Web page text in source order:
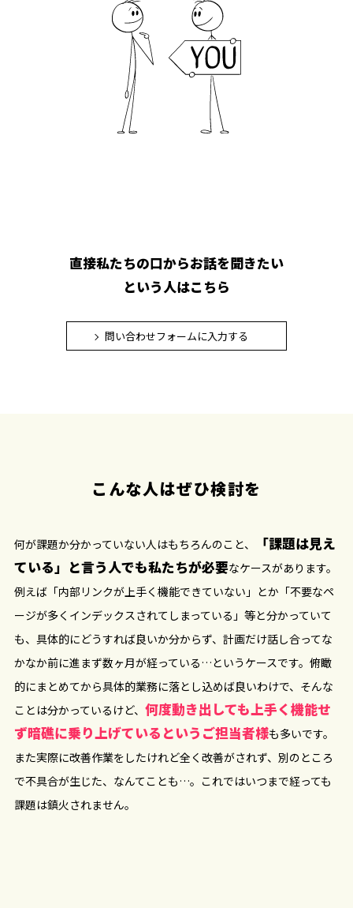
直接私たちの口からお話を聞きたい
という人はこちら
問い合わせフォームに入力する
こんな人はぜひ検討を
何が課題か分かっていない人はもちろんのこと、
「課題は見え
ている」と言う人でも私たちが必要なケースがあります。
例えば「内部リンクが上手く機能できていない」とか「不要なペ
ージが多くインデックスされてしまっている」等と分かっていて
も、具体的にどうすれば良いか分からず、計画だけ話し合ってな
かなか前に進まず数ヶ月が経っている…というケースです。俯瞰
的にまとめてから具体的業務に落とし込めば良いわけで、そんな
ことは分かっているけど、 何度動き出しても上手く機能せ
ず暗礁に乗り上げているというご担当者様も多いです。
また実際に改善作業をしたけれど全く改善がされず、別のところ
で不具合が生じた、なんてことも…。これではいつまで経っても
課題は鎮火されません。